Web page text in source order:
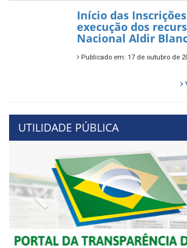
Início das
execução dos
Nacional Aldir
Publicado em: 17 de outubro de
UTILIDADE PÚBLICA
Previous